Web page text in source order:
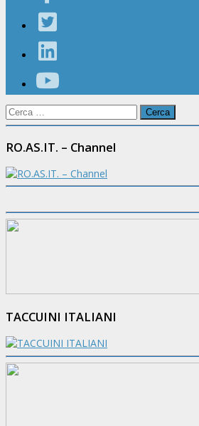
Ricerca
per:
RO.AS.IT. – Channel
TACCUINI ITALIANI